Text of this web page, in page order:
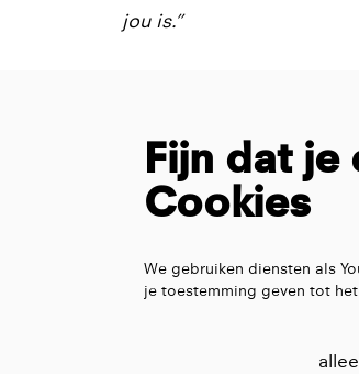
jou is.”
Fijn dat je
Cookies
We gebruiken diensten als
je toestemming geven tot